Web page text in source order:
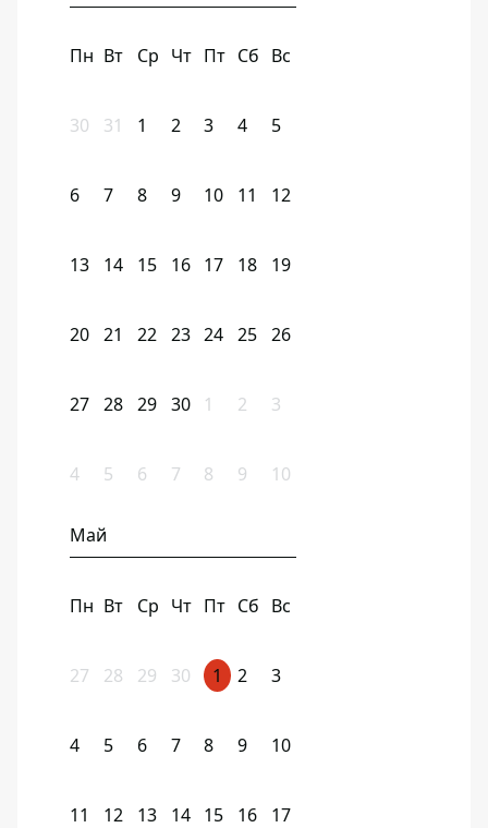
Пн Вт Ср Чт Пт Сб Вс
30 31 1 2 3 4 5
6 7 8 9 10 11 12
13 14 15 16 17 18 19
20 21 22 23 24 25 26
27 28 29 30 1 2 3
4 5 6 7 8 9 10
Май
Пн Вт Ср Чт Пт Сб Вс
27 28 29 30 1 2 3
4 5 6 7 8 9 10
11 12 13 14 15 16 17